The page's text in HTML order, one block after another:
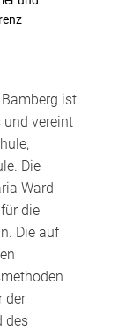
ist
und vereint
Die
Ward
die
Die auf
der
des